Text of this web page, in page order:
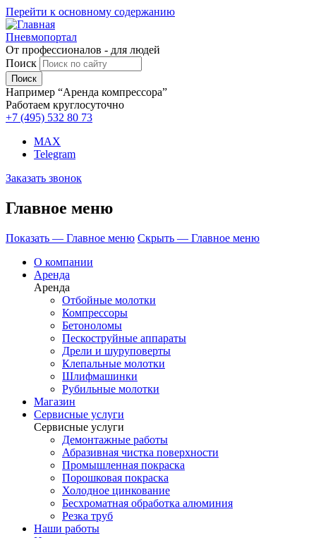
Перейти к основному содержанию
Пневмопортал
От профессионалов - для людей
Поиск
Например “Аренда компрессора”
Работаем круглосуточно
+7 (495) 532 80 73
MAX
Telegram
Заказать звонок
Главное меню
Показать — Главное меню Скрыть — Главное меню
О компании
Аренда
Аренда
Отбойные молотки
Компрессоры
Бетоноломы
Пескоструйные аппараты
Дрели и шуруповерты
Клепальные молотки
Шлифмашинки
Рубильные молотки
Магазин
Сервисные услуги
Сервисные услуги
Демонтажные работы
Абразивная чистка поверхности
Промышленная покраска
Порошковая покраска
Холодное цинкование
Бесхроматная обработка алюминия
Резка труб
Наши работы